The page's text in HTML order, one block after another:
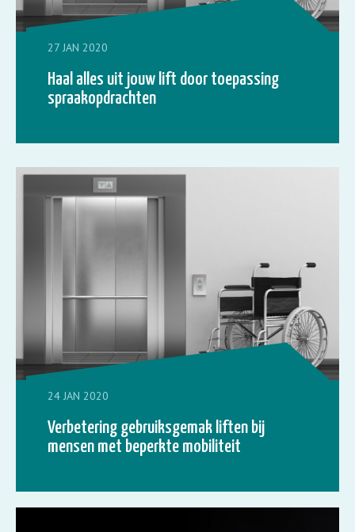
27 JAN 2020
Haal alles uit jouw lift door toepassing
spraakopdrachten
24 JAN 2020
Verbetering gebruiksgemak liften bij
mensen met beperkte mobiliteit